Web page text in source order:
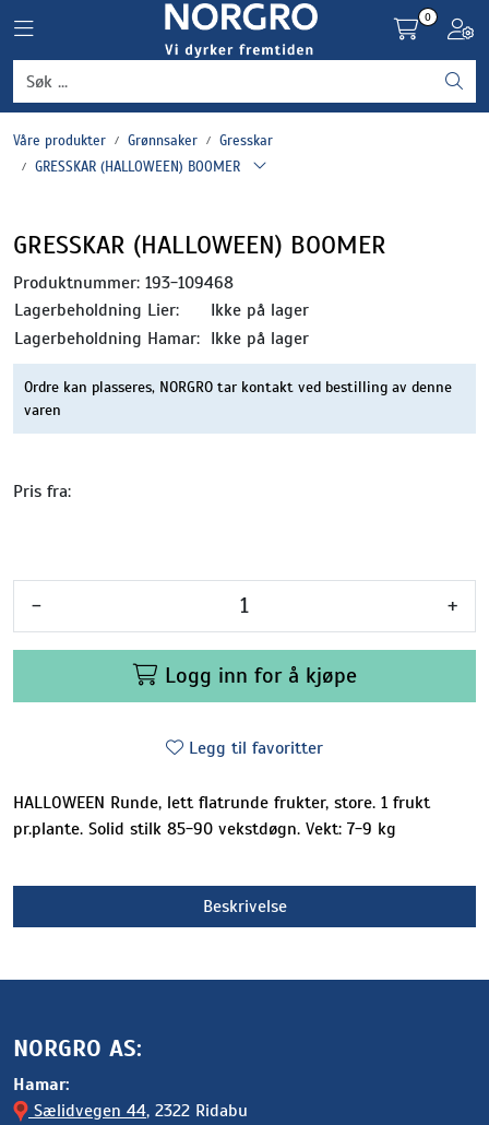
Toggle navigation
0
Våre produkter Grønnsaker
Gresskar
GRESSKAR (HALLOWEEN) BOOMER
GRESSKAR (HALLOWEEN) BOOMER
Produktnummer: 193-109468
Lagerbeholdning Lier:
Ikke på lager
Lagerbeholdning Hamar: Ikke på lager
Ordre kan plasseres, NORGRO tar kontakt ved bestilling av denne
varen
Pris fra:
- +
Logg inn for å kjøpe
Legg til favoritter
HALLOWEEN Runde, lett flatrunde frukter, store. 1 frukt
pr.plante. Solid stilk 85-90 vekstdøgn. Vekt: 7-9 kg
Beskrivelse
NORGRO AS:
Hamar:
Sælidvegen 44, 2322 Ridabu
Grønnsaker
Settepotet og setteløk
Plantevern og nyttedyr
Blomster, potter og brett
Driftsmidler